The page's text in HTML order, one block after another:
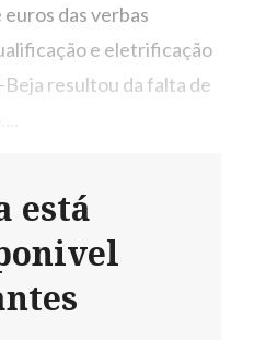
das verbas
e eletrificação
resultou da falta de
está